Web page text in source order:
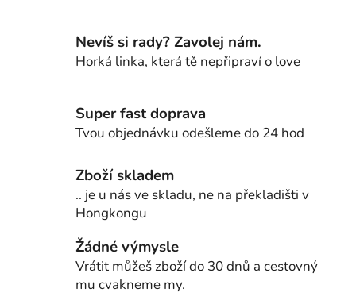
Nevíš si rady? Zavolej nám.
Horká linka, která tě nepřipraví o love
Super fast doprava
Tvou objednávku odešleme do 24 hod
Zboží skladem
.. je u nás ve skladu, ne na překladišti v
Hongkongu
Žádné výmysle
Vrátit můžeš zboží do 30 dnů a cestovný
mu cvakneme my.